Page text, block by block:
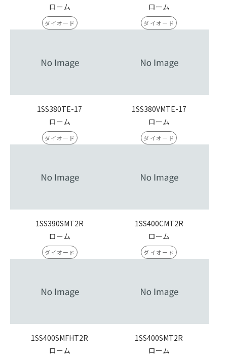
ローム
ダイオード
ローム
ダイオード
1SS380TE-17
ローム
ダイオード
1SS380VMTE-17
ローム
ダイオード
1SS390SMT2R
ローム
ダイオード
1SS400CMT2R
ローム
ダイオード
1SS400SMFHT2R
ローム
1SS400SMT2R
ローム